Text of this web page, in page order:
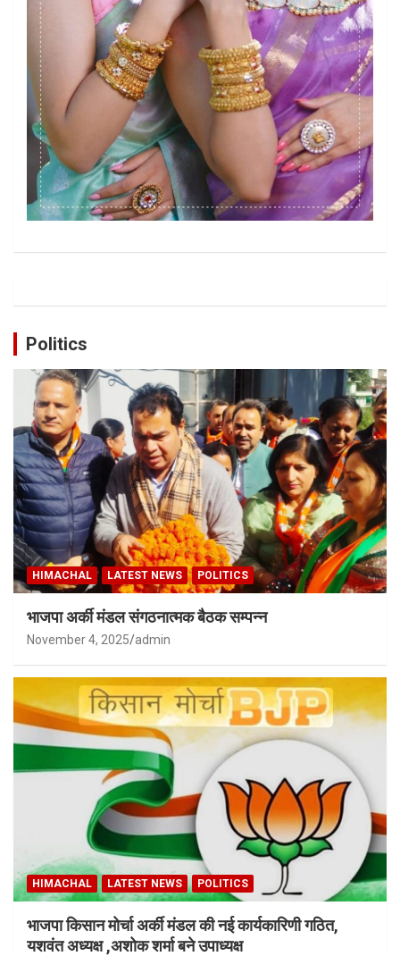
Politics
HIMACHAL LATEST NEWS POLITICS
भाजपा अर्की मंडल संगठनात्मक बैठक सम्पन्न
November 4, 2025 admin
HIMACHAL LATEST NEWS POLITICS
भाजपा किसान मोर्चा अर्की मंडल की नई कार्यकारिणी गठित,
यशवंत अध्यक्ष ,अशोक शर्मा बने उपाध्यक्ष